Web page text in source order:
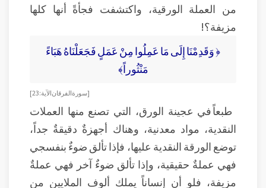
من العملة الورقية، واكتشفت فجأةً أنها كلها
مزيفة؟!
﴿ وَقَدِمْنَا إِلَى مَا عَمِلُوا مِنْ عَمَلٍ فَجَعَلْنَاهُ هَبَاءً
مَنْثُوراً﴾
[ سورة الفرقان الآية: 23]
طبعاً في عجينة الورق، التي تصنع منها العملات
النقدية، مواد معدنية، وهناك أجهزةٌ دقيقةٌ جداً،
توضع الورقة النقدية عليها، فإذا تألق ضوءٌ بنفسجي
فهي عملةٌ حقيقية، وإذا تألق ضوءٌ آخر فهي عملةٌ
مزيفة، فلو أن إنساناً يملك ألوف الملايين من